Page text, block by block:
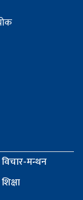
विचार-मन्थन
शिक्षा